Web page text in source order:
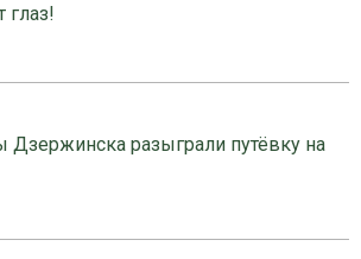
глаз!
разыграли путёвку на